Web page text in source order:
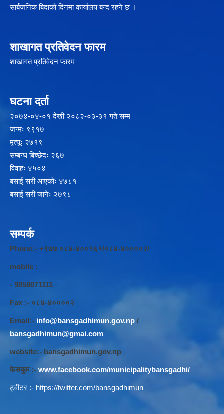
सार्बजनिक बिदाको दिनमा कार्यालय बन्द रहने छ ।
शाखागत प्रतिवेदन फारम
शाखागत प्रतिवेदन फारम
घटना दर्ता
२‍०७४-०४-०१ देखी २०८२-०३-३१ गते सम्म
जन्मः ९९१७
मृत्यूः २७१९
सम्बन्ध बिच्छेदः २६७
विवाहः ४५०४
बसाई सरी आएकोः ४७८१
बसाई सरी जानेः २७९८
सम्पर्क
Phone:- +९७७ ०८४-४००१६१/०८४-४००००२/
mobile :
- 9858071111
Fax :- ०८४-४००००२
Email:- info@bansgadhimun.gov.np /
bansgadhimun@gmai.com
website:- bansgadhimun.gov.np
फेसबुक :- www.facebook.com/municipalitybansgadhi/
ट्वीटर :- https://twitter.com/bansgadhimun